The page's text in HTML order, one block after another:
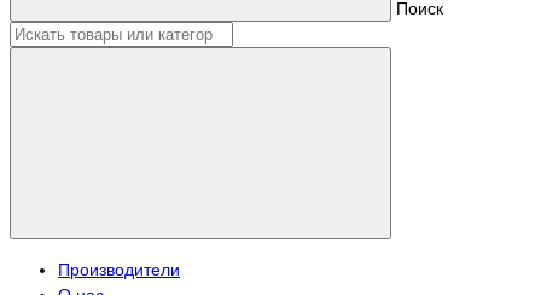
Поиск
Производители